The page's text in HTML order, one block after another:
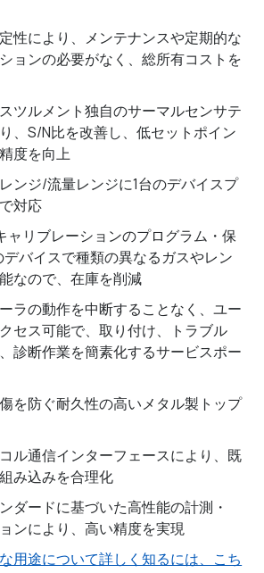
性により、メンテナンスや定期的な
ョンの必要がなく、総所有コストを
ツルメント独自のサーマルセンサテ
、S/N比を改善し、低セットポイン
度を向上
ンジ/流量レンジに1台のデバイスプ
対応
ャリブレーションのプログラム・保
デバイスで種類の異なるガスやレン
なので、在庫を削減
ラの動作を中断することなく、ユー
セス可能で、取り付け、トラブル
診断作業を簡素化するサービスポー
を防ぐ耐久性の高いメタル製トップ
ル通信インターフェースにより、既
み込みを合理化
ダードに基づいた高性能の計測・
ンにより、高い精度を実現
用途について詳しく知るには、こち